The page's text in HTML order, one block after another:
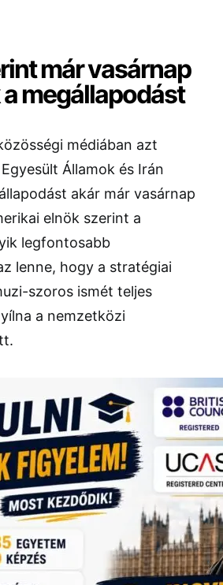
már vasárnap
megállapodást
médiában azt
Államok és Irán
akár már vasárnap
elnök szerint a
legfontosabb
lenne, hogy a stratégiai
szoros ismét teljes
a nemzetközi